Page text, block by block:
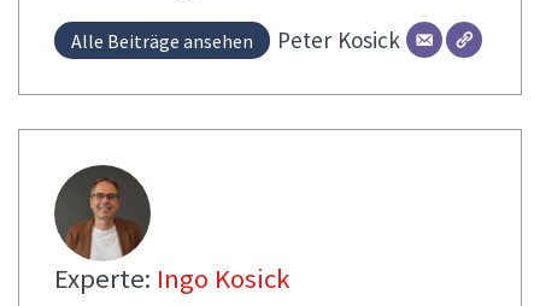
Alle Beiträge ansehen Peter Kosick
Experte: Ingo Kosick